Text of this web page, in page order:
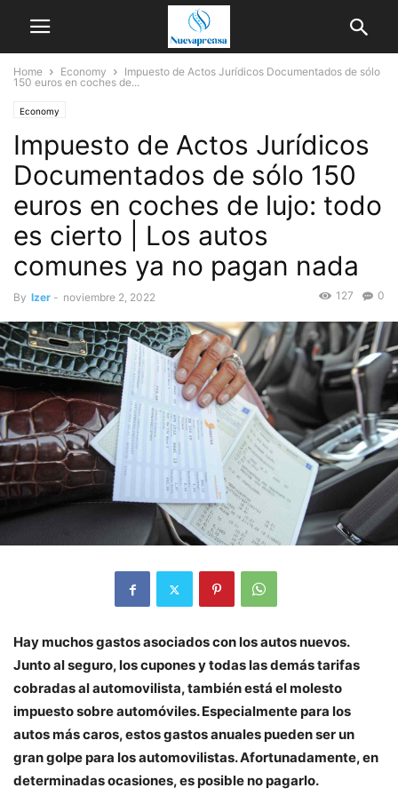
Home Economy
Impuesto de Actos Jurídicos Documentados de sólo
150 euros en coches de...
Economy
Impuesto de Actos Jurídicos
Documentados de sólo 150
euros en coches de lujo: todo
es cierto | Los autos
comunes ya no pagan nada
By Izer - noviembre 2, 2022 0
127
Hay muchos gastos asociados con los autos nuevos.
Junto al seguro, los cupones y todas las demás tarifas
cobradas al automovilista, también está el molesto
impuesto sobre automóviles. Especialmente para los
autos más caros, estos gastos anuales pueden ser un
gran golpe para los automovilistas. Afortunadamente, en
determinadas ocasiones, es posible no pagarlo.